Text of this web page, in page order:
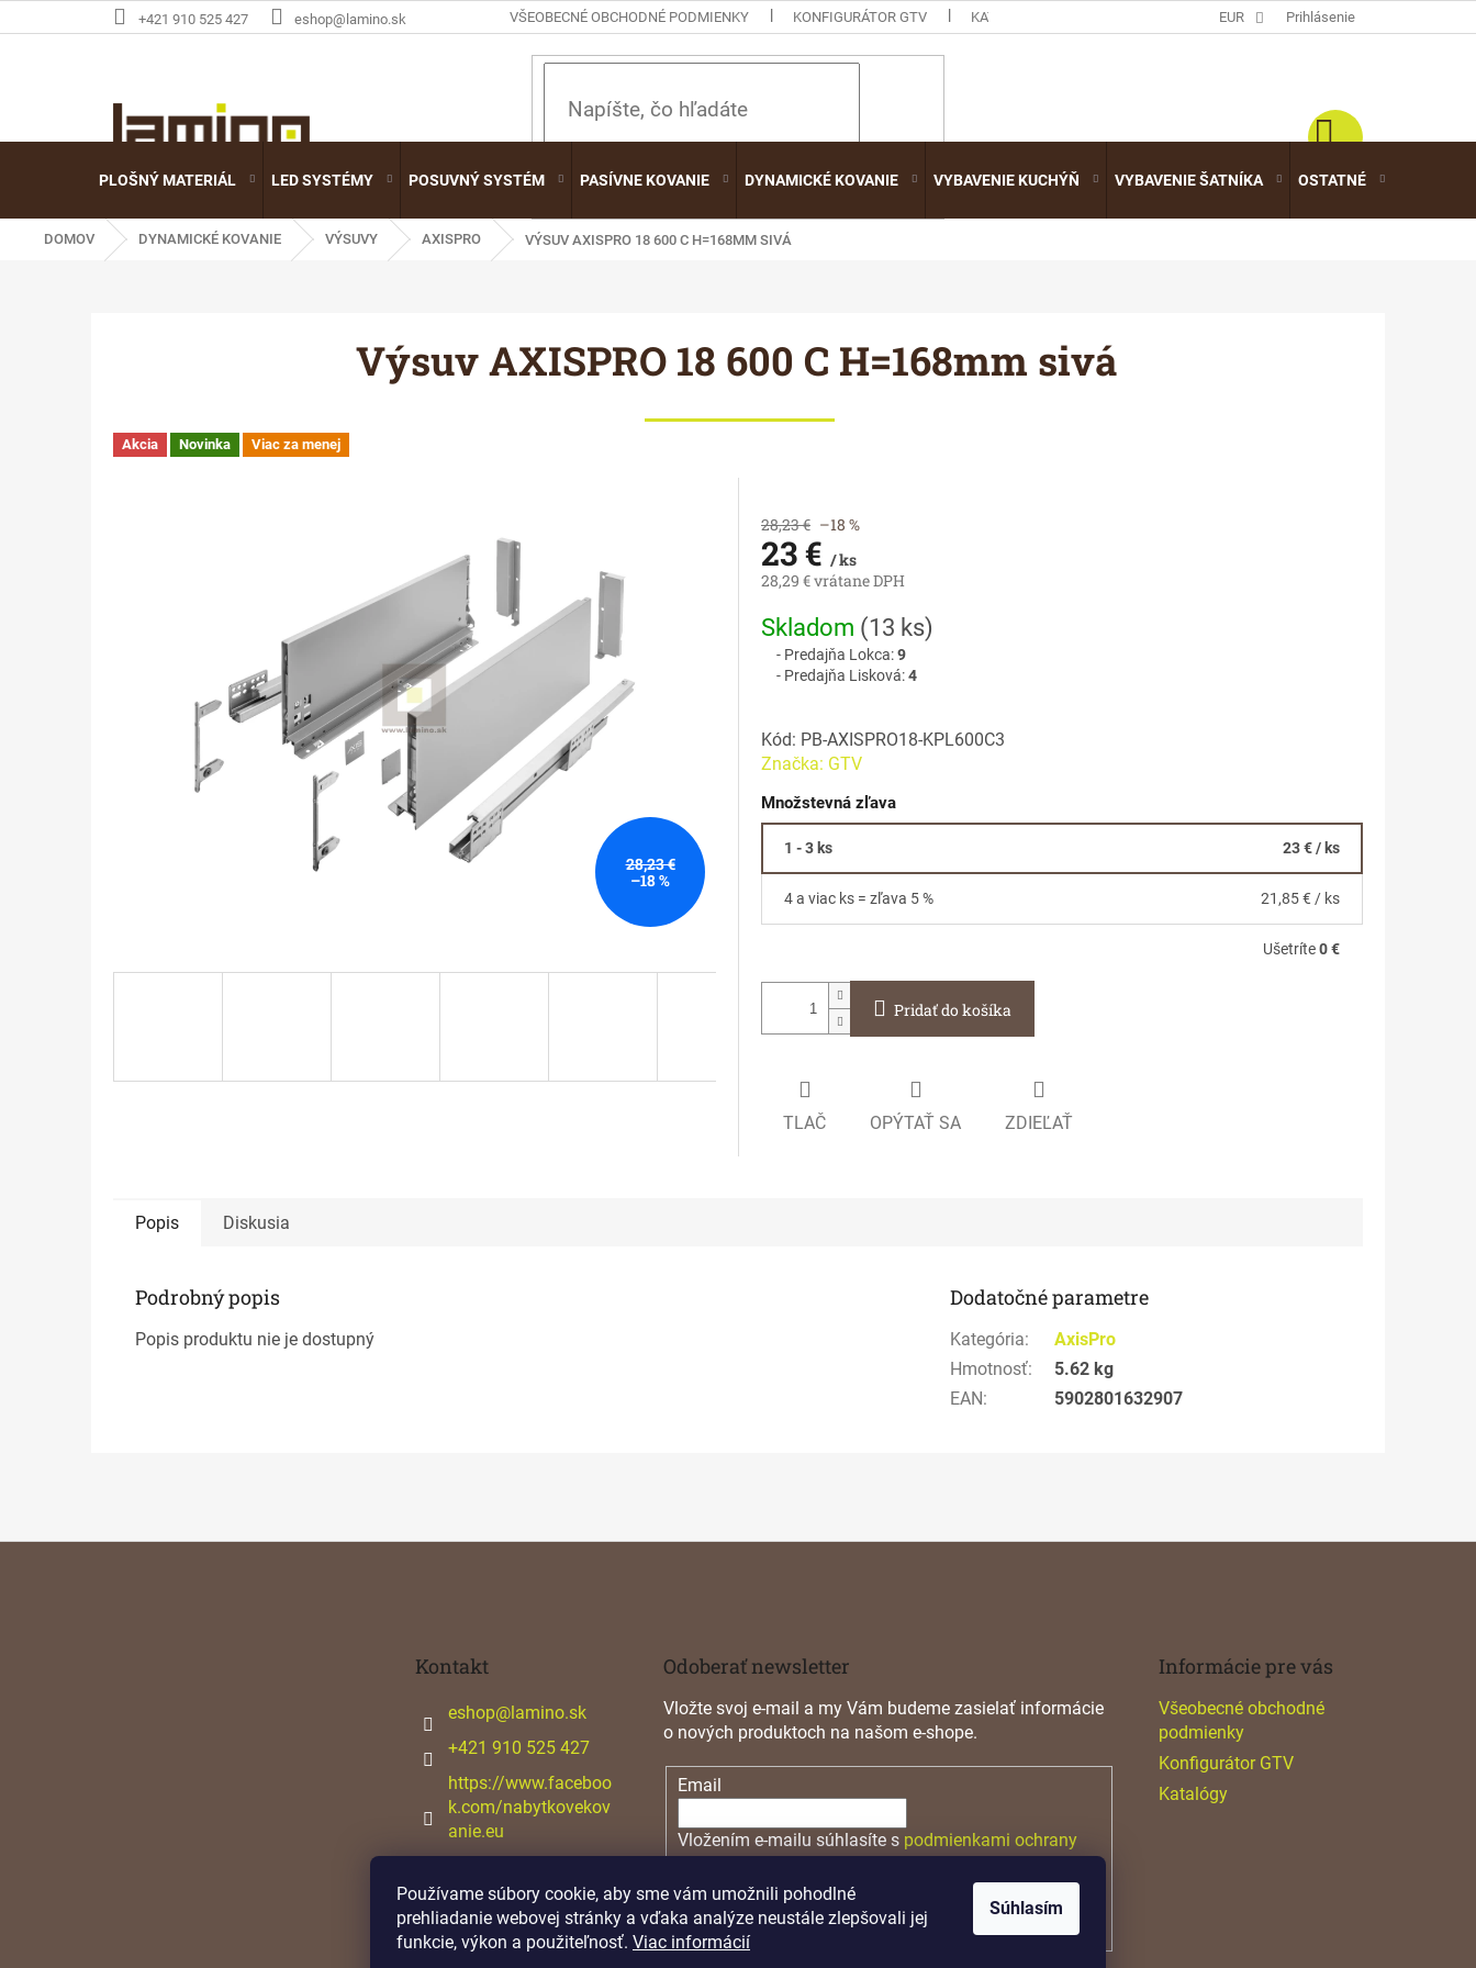
Používame súbory cookie, aby sme vám umožnili pohodlné
prehliadanie webovej stránky a vďaka analýze neustále zlepšovali jej
funkcie, výkon a použiteľnosť. Viac informácií
Súhlasím
na
+421 910 525 427 eshop@lamino.sk VŠEOBECNÉ OBCHODNÉ PODMIENKY KONFIGURÁTOR GTV KATALÓGY EUR Prihlásenie
HĽADAŤ
PLOŠNÝ MATERIÁL LED SYSTÉMY POSUVNÝ SYSTÉM PASÍVNE KOVANIE DYNAMICKÉ KOVANIE VYBAVENIE KUCHÝŇ VYBAVENIE ŠATNÍKA OSTATNÉ
DOMOV DYNAMICKÉ KOVANIE VÝSUVY AXISPRO VÝSUV AXISPRO 18 600 C H=168MM SIVÁ
Výsuv AXISPRO 18 600 C H=168mm sivá
Akcia Novinka Viac za menej
28,23 €
–18 %
28,23 € –18 %
23 € / ks
28,29 € vrátane DPH
Jednotková
cena:
Skladom (13 ks)
Predajňa Lokca:9
Predajňa Lisková:4
Kód: PB-AXISPRO18-KPL600C3
Značka: GTV
Množstevná zľava
1 - 3 ks 23 €/ ks
4 a viac ks = zľava 5 % 21,85 € / ks
Ušetríte0 €
Pridať do košíka
TLAČ OPÝTAŤ SA ZDIEĽAŤ
Popis Diskusia
Podrobný popis
Popis produktu nie je dostupný
Dodatočné parametre
Kategória:
AxisPro
Hmotnosť:
5.62 kg
EAN: 5902801632907
Kontakt
eshop@ lamino.sk
+421 910 525 427
https://www.faceboo
k.com/nabytkovekov
anie.eu
Odoberať newsletter
Vložte svoj e-mail a my Vám budeme zasielať informácie
o nových produktoch na našom e-shope.
Email
Vložením e-mailu súhlasíte s podmienkami ochrany
PRIHLÁSIŤ SA
Informácie pre vás
Všeobecné obchodné
podmienky
Konfigurátor GTV
Katalógy